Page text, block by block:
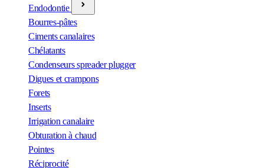
Endodontie
Bourres-pâtes
Ciments canalaires
Chélatants
Condenseurs spreader plugger
Digues et crampons
Forets
Inserts
Irrigation canalaire
Obturation à chaud
Pointes
Réciprocité